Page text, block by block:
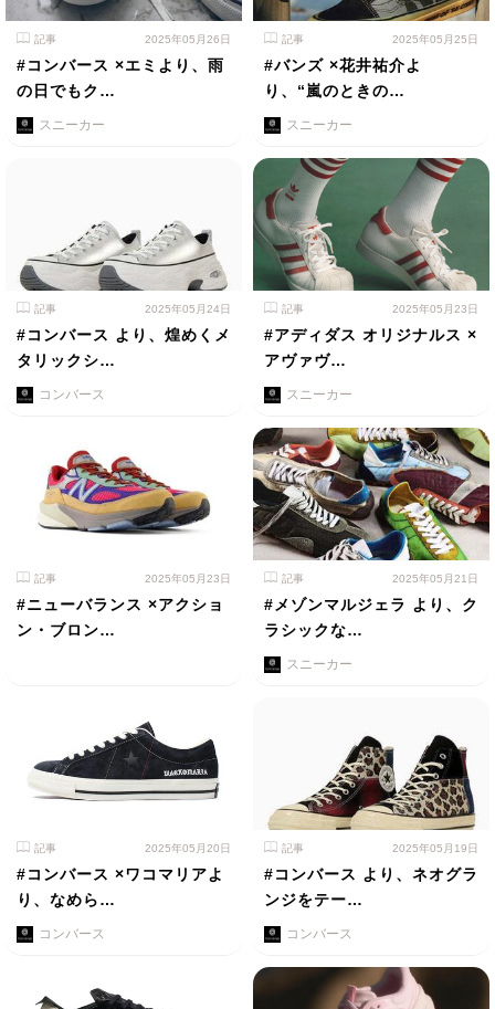
記事 2025年05月26日
#コンバース ×エミより、雨
の日でもク…
スニーカー
記事 2025年05月25日
#バンズ ×花井祐介よ
り、“嵐のときの…
スニーカー
記事 2025年05月24日
#コンバース より、煌めくメ
タリックシ…
コンバース
記事 2025年05月23日
#アディダス オリジナルス ×
アヴァヴ…
スニーカー
記事 2025年05月23日
#ニューバランス ×アクショ
ン・ブロン…
記事 2025年05月21日
#メゾンマルジェラ より、ク
ラシックな…
スニーカー
記事 2025年05月20日
#コンバース ×ワコマリアよ
り、なめら…
コンバース
記事 2025年05月19日
#コンバース より、ネオグラ
ンジをテー…
コンバース